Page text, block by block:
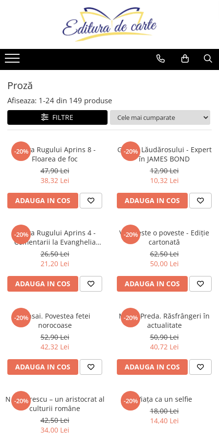
Capital
Evenimentul Zilei
Artă
Beletristică
Cultură generală
Cărți pentru copii
Drept/Legislație
Gastronomie
Istorie
Istorie/Critica
Jurnale/Memorii
Manuale scolare/Cursuri
Medicină
Poezie
Politică/Geopolitică
Psihologie
Sociologie
Sport
Stiinte/Educatie
Cărți
Reviste
Capital
Evenimentul Istoric
electronice
Reviste
Comunicate
Cărți
Reviste
Proză
Afiseaza: 1-24 din 149 produse
FILTRE
-20%
Arhiva Rugului Aprins 8 -
Floarea de foc
47,90 Lei
38,32 Lei
ADAUGA IN COS
-20%
Ghidul Lăudărosului - Expert
în JAMES BOND
12,90 Lei
10,32 Lei
ADAUGA IN COS
-20%
Arhiva Rugului Aprins 4 -
Comentarii la Evanghelia
după Ioan
26,50 Lei
21,20 Lei
ADAUGA IN COS
-20%
Viața este o poveste - Ediție
cartonată
62,50 Lei
50,00 Lei
ADAUGA IN COS
-20%
Bonsai. Povestea fetei
norocoase
52,90 Lei
42,32 Lei
ADAUGA IN COS
-20%
Marin Preda. Răsfrângeri în
actualitate
50,90 Lei
40,72 Lei
ADAUGA IN COS
-20%
N. I. Herescu – un aristocrat al
culturii române
42,50 Lei
34,00 Lei
-20%Viața ca un selfie
18,00 Lei
14,40 Lei